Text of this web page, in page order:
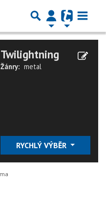
Twilightning
Žánry: metal
RYCHLÝ VÝBĚR